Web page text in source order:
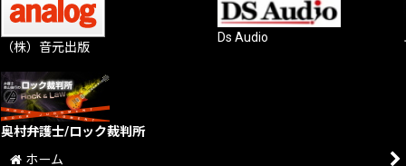
（株）音元出版
Ds Audio
奥村弁護士/ロック裁判所
ホーム